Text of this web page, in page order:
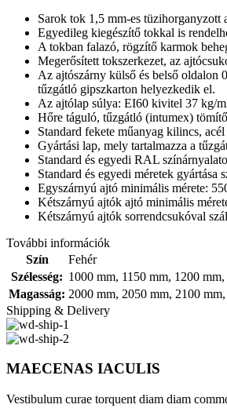
Sarok tok 1,5 mm-es
Egyedileg kiegészítő tokkal is
A tokban falazó, rögzítő karmok
Megerősített tokszerkezet, az
Az ajtószárny külső és belső oldalon
tűzgátló gipszkarton helyezkedik el.
Az ajtólap súlya: EI60 kivitel 37 kg/
Hőre táguló, tűzgátló (intumex)
Standard fekete műanyag kilincs,
Gyártási lap, mely tartalmazza a
Standard és egyedi RAL
Standard és egyedi méretek gyártása
Egyszárnyú ajtó minimális mérete:
Kétszárnyú ajtók ajtó minimális
Kétszárnyú ajtók sorrendcsukóval
További információk
Szín
Fehér
Szélesség: 1000 mm, 1150 mm, 1200 mm,
Magasság: 2000 mm, 2050 mm, 2100 mm,
Shipping & Delivery
MAECENAS IACULIS
Vestibulum curae torquent diam diam